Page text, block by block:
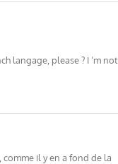
langage, please ? I ‘m not
il y en a fond de la